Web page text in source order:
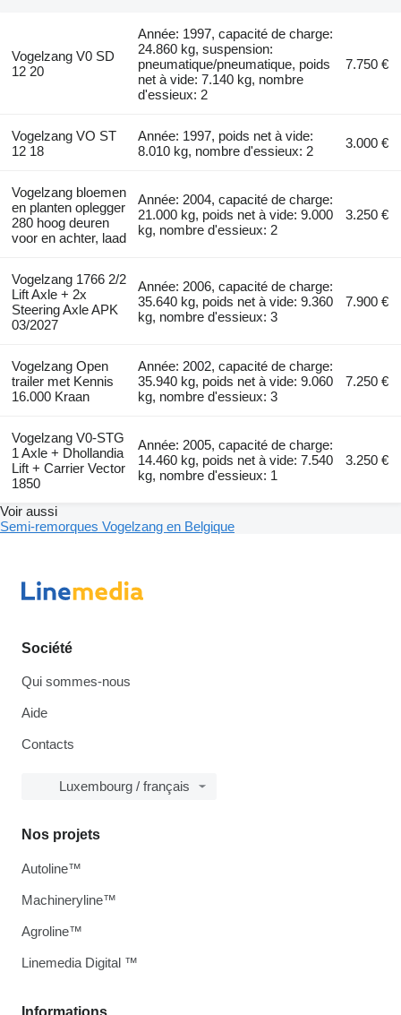
Vogelzang V0 SD
12 20
Année: 1997, capacité de charge:
24.860 kg, suspension:
pneumatique/pneumatique, poids
net à vide: 7.140 kg, nombre
d'essieux: 2
7.750 €
Vogelzang VO ST
12 18
Année: 1997, poids net à vide:
8.010 kg, nombre d'essieux: 2
3.000 €
Vogelzang bloemen
en planten oplegger
280 hoog deuren
voor en achter, laad
Année: 2004, capacité de charge:
21.000 kg, poids net à vide: 9.000
kg, nombre d'essieux: 2
3.250 €
Vogelzang 1766 2/2
Lift Axle + 2x
Steering Axle APK
03/2027
Année: 2006, capacité de charge:
35.640 kg, poids net à vide: 9.360
kg, nombre d'essieux: 3
7.900 €
Vogelzang Open
trailer met Kennis
16.000 Kraan
Année: 2002, capacité de charge:
35.940 kg, poids net à vide: 9.060
kg, nombre d'essieux: 3
7.250 €
Vogelzang V0-STG
1 Axle + Dhollandia
Lift + Carrier Vector
1850
Année: 2005, capacité de charge:
14.460 kg, poids net à vide: 7.540
kg, nombre d'essieux: 1
3.250 €
Voir aussi
Semi-remorques Vogelzang en Belgique
Société
Qui sommes-nous
Aide
Contacts
Luxembourg / français
Informations
Nos projets
Autoline™
Machineryline™
Agroline™
Linemedia Digital ™